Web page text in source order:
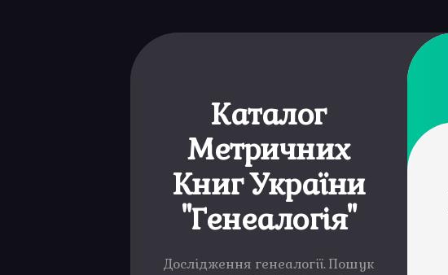
Каталог
Метричних
Книг України
"Генеалогія"
Дослідження генеалогії. Пошук